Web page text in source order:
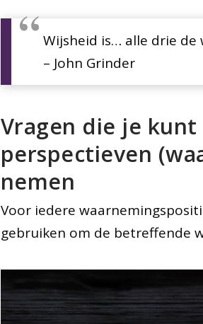
Wijsheid is… alle drie
– John Grinder
Vragen die je
perspectieven
nemen
Voor iedere
gebruiken om de betreffende